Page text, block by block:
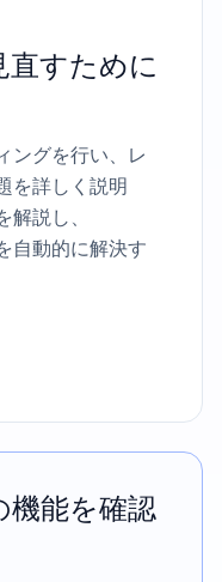
すために
ングを行い、レ
を詳しく説明
説し、
自動的に解決す
能を確認